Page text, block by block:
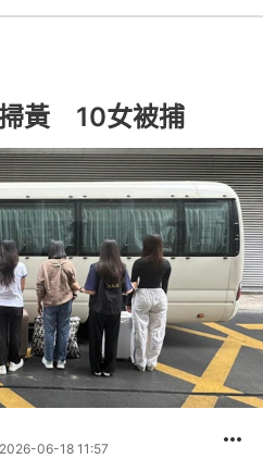
黃 10女被捕
2026-06-18 11:57